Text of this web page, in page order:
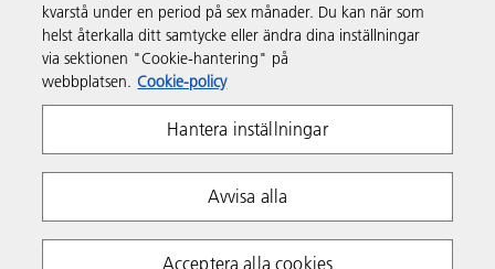
Följ oss
Integritetspolicy Villkor
Policy för cookies
Whistleblowing Policy
kvarstå under en period på sex månader. Du kan när som
helst återkalla ditt samtycke eller ändra dina inställningar
via sektionen "Cookie-hantering" på
webbplatsen. Cookie-policy
Hantera inställningar
Avvisa alla
Acceptera alla cookies